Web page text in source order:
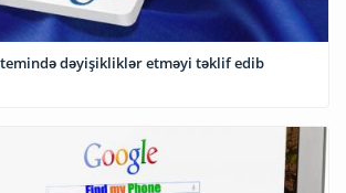
dəyişikliklər etməyi təklif edib